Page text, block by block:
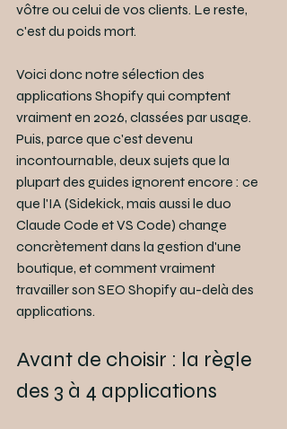
vôtre ou celui de vos clients. Le reste,
c'est du poids mort.
Voici donc notre sélection des
applications Shopify qui comptent
vraiment en 2026, classées par usage.
Puis, parce que c'est devenu
incontournable, deux sujets que la
plupart des guides ignorent encore : ce
que l'IA (Sidekick, mais aussi le duo
Claude Code et VS Code) change
concrètement dans la gestion d'une
boutique, et comment vraiment
travailler son SEO Shopify au-delà des
applications.
Avant de choisir : la règle
des 3 à 4 applications